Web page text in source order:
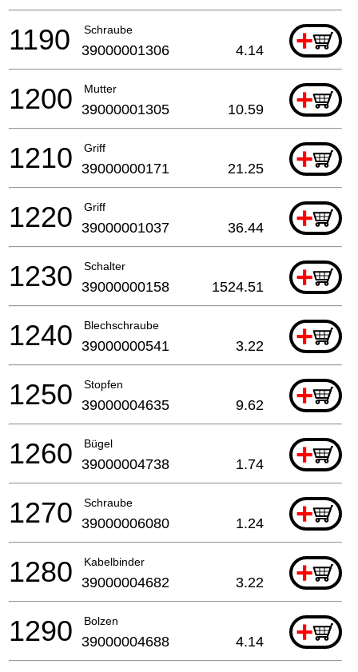
Schraube +
1190 39000001306 4.14
Mutter +
1200 39000001305 10.59
Griff +
1210 39000000171 21.25
Griff +
1220 39000001037 36.44
Schalter +
1230 39000000158 1524.51
Blechschraube +
1240 39000000541 3.22
Stopfen +
1250 39000004635 9.62
Bügel +
1260 39000004738 1.74
Schraube +
1270 39000006080 1.24
Kabelbinder +
1280 39000004682 3.22
Bolzen +
1290 39000004688 4.14